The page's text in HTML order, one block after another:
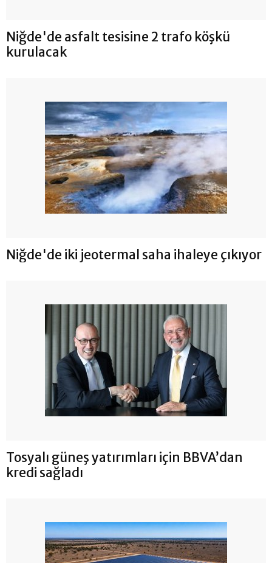
Niğde'de asfalt tesisine 2 trafo köşkü
kurulacak
Niğde'de iki jeotermal saha ihaleye çıkıyor
Tosyalı güneş yatırımları için BBVA’dan
kredi sağladı